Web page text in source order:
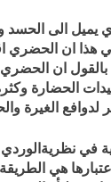
يميل الى الحسد
هذا ان الحضري
ان
الحضارة
لدوافع الغيرة
في نظريةالوردي
هي